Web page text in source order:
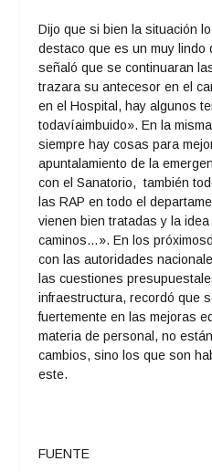
Dijo que si bien la situación
destaco que es un muy lindo
señaló que se continuaran
trazara su antecesor en el
en el Hospital, hay algunos
todavíaimbuido». En la
siempre hay cosas para
apuntalamiento de la
con el Sanatorio, también
las RAP en todo el
vienen bien tratadas y la
caminos…». En los
con las autoridades
las cuestiones
infraestructura, recordó que
fuertemente en las mejoras
materia de personal, no
cambios, sino los que son
este.
FUENTE